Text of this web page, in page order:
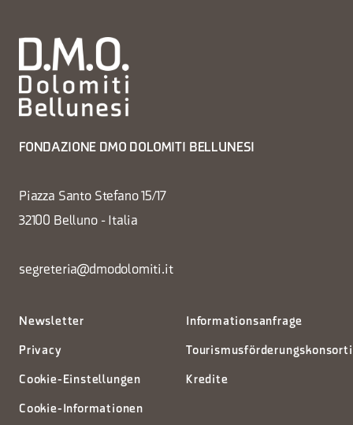
FONDAZIONE DMO DOLOMITI BELLUNESI
Piazza Santo Stefano 15/17
32100 Belluno - Italia
segreteria@dmodolomiti.it
Newsletter
Privacy
Cookie-Einstellungen
Cookie-Informationen
Informationsanfrage
Kredite